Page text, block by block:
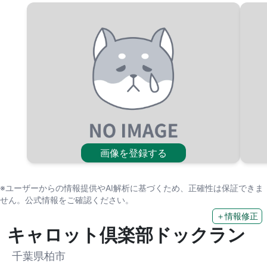
画像を登録する
※ユーザーからの情報提供やAI解析に基づくため、正確性は保証できま
せん。公式情報をご確認ください。
＋情報修正
キャロット倶楽部ドックラン
千葉県柏市